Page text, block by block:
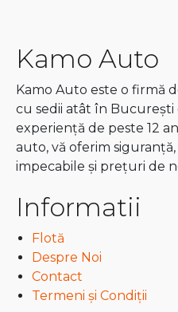
Kamo Auto
Kamo Auto este o firmă
cu sedii atât în București
experiență de peste 12
auto, vă oferim
impecabile și prețuri de
Informatii
Flotă
Despre Noi
Contact
Termeni și Condiții